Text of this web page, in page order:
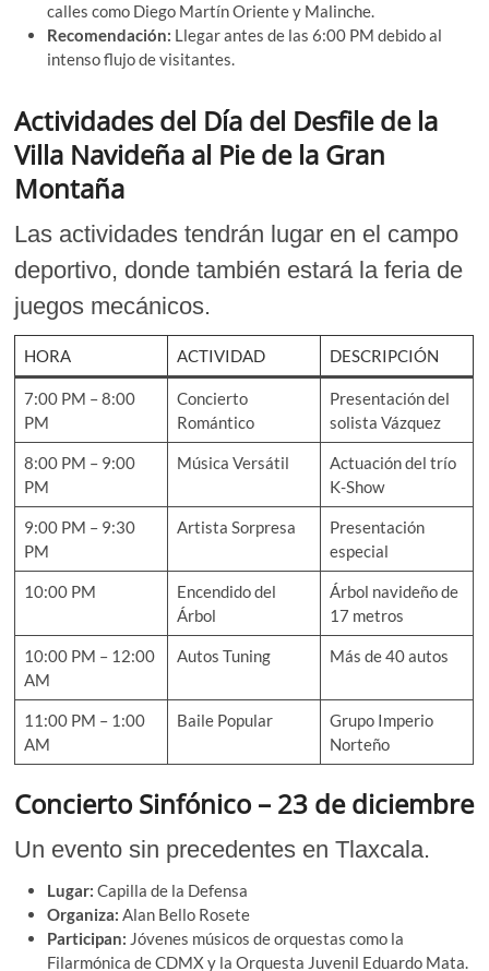
calles como Diego Martín Oriente y Malinche.
Recomendación: Llegar antes de las 6:00 PM debido al
intenso flujo de visitantes.
Actividades del Día del Desfile de la
Villa Navideña al Pie de la Gran
Montaña
Las actividades tendrán lugar en el campo
deportivo, donde también estará la feria de
juegos mecánicos.
HORA ACTIVIDAD DESCRIPCIÓN
7:00 PM – 8:00
PM
Concierto
Romántico
Presentación del
solista Vázquez
8:00 PM – 9:00
PM
Música Versátil
Actuación del trío
K-Show
9:00 PM – 9:30
PM
Artista Sorpresa
Presentación
especial
10:00 PM
Encendido del
Árbol
Árbol navideño de
17 metros
10:00 PM – 12:00
AM
Autos Tuning Más de 40 autos
11:00 PM – 1:00
AM
Baile Popular
Grupo Imperio
Norteño
Concierto Sinfónico – 23 de diciembre
Un evento sin precedentes en Tlaxcala.
Lugar: Capilla de la Defensa
Organiza: Alan Bello Rosete
Participan: Jóvenes músicos de orquestas como la
Filarmónica de CDMX y la Orquesta Juvenil Eduardo Mata.